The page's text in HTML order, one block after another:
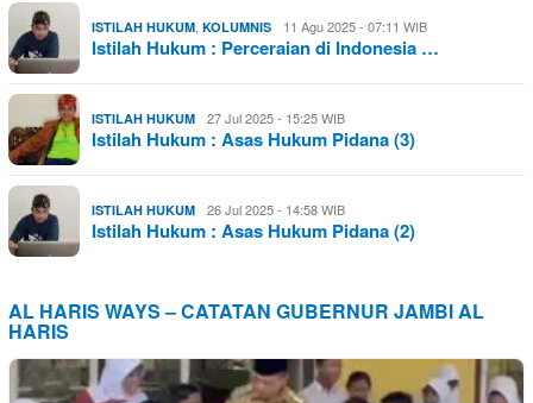
ISTILAH HUKUM KOLUMNIS 11 Agu 2025 - 07:11 WIB
Istilah Hukum : Perceraian di Indonesia …
ISTILAH HUKUM 27 Jul 2025 - 15:25 WIB
Istilah Hukum : Asas Hukum Pidana (3)
ISTILAH HUKUM 26 Jul 2025 - 14:58 WIB
Istilah Hukum : Asas Hukum Pidana (2)
AL HARIS WAYS – CATATAN GUBERNUR JAMBI AL
HARIS